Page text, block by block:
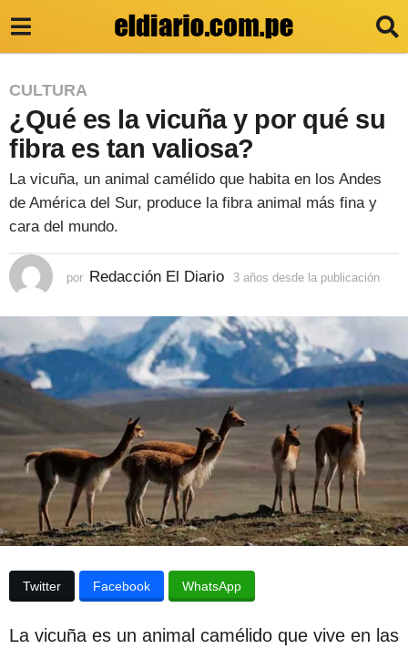
3
a
ñ
o
s
d
e
s
l
p
b
l
i
i
CULTURA
¿Qué es la vicuña y por qué su
fibra es tan valiosa?
La vicuña, un animal camélido que habita en los Andes
de América del Sur, produce la fibra animal más fina y
cara del mundo.
por Redacción El Diario 3 años desde la publicación
d
e
e
a
u
b
l
ó
Twitter Facebook WhatsApp
La vicuña es un animal camélido que vive en las